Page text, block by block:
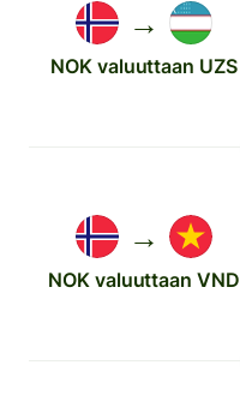
→
NOK valuuttaan UZS
→
NOK valuuttaan VND